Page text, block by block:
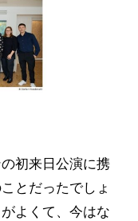
初来日公演に携
とだったでしょ
よくて、今はな